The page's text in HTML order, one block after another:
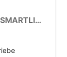
Expression 3 TCe 4x2*NAVI-ÜBER-SMARTLINK*AHK*PDC-KAMERA*LED*SHZ*17-ZOLL